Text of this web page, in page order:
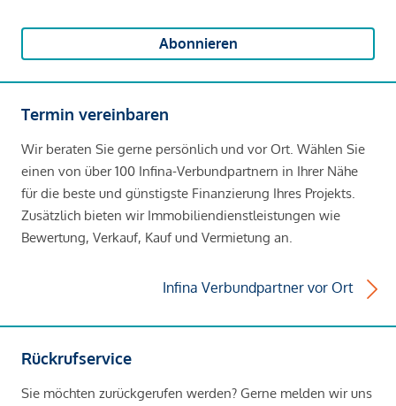
Abonnieren
Termin vereinbaren
Wir beraten Sie gerne persönlich und vor Ort. Wählen Sie
einen von über 100 Infina-Verbundpartnern in Ihrer Nähe
für die beste und günstigste Finanzierung Ihres Projekts.
Zusätzlich bieten wir Immobiliendienstleistungen wie
Bewertung, Verkauf, Kauf und Vermietung an.
Infina Verbundpartner vor Ort
Rückrufservice
Sie möchten zurückgerufen werden? Gerne melden wir uns